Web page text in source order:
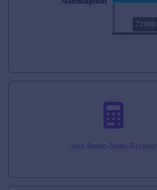
72000
zum Brutto-Netto-Rechner